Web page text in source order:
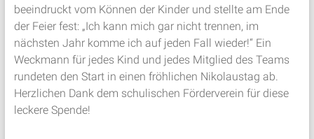
beeindruckt vom Können der Kinder und stellte am Ende
der Feier fest: „Ich kann mich gar nicht trennen, im
nächsten Jahr komme ich auf jeden Fall wieder!“ Ein
Weckmann für jedes Kind und jedes Mitglied des Teams
rundeten den Start in einen fröhlichen Nikolaustag ab.
Herzlichen Dank dem schulischen Förderverein für diese
leckere Spende!